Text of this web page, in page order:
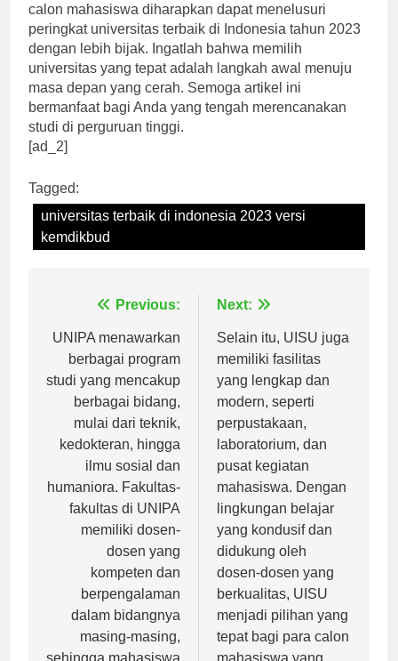
calon mahasiswa diharapkan dapat menelusuri
peringkat universitas terbaik di Indonesia tahun 2023
dengan lebih bijak. Ingatlah bahwa memilih
universitas yang tepat adalah langkah awal menuju
masa depan yang cerah. Semoga artikel ini
bermanfaat bagi Anda yang tengah merencanakan
studi di perguruan tinggi.
[ad_2]
Tagged:
universitas terbaik di indonesia 2023 versi
kemdikbud
Navigasi
pos
Previous:
UNIPA menawarkan
berbagai program
studi yang mencakup
berbagai bidang,
mulai dari teknik,
kedokteran, hingga
ilmu sosial dan
humaniora. Fakultas-
fakultas di UNIPA
memiliki dosen-
dosen yang
kompeten dan
berpengalaman
dalam bidangnya
masing-masing,
sehingga mahasiswa
Next:
Selain itu, UISU juga
memiliki fasilitas
yang lengkap dan
modern, seperti
perpustakaan,
laboratorium, dan
pusat kegiatan
mahasiswa. Dengan
lingkungan belajar
yang kondusif dan
didukung oleh
dosen-dosen yang
berkualitas, UISU
menjadi pilihan yang
tepat bagi para calon
mahasiswa yang